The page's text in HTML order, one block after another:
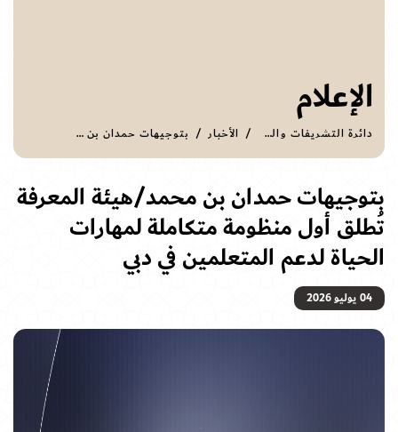
الإعلام
دائرة التشريفات والضيافة الأخبار بتوجيهات حمدان بن محمد/هيئة المعرفة تُطلق أول منظومة متكاملة لمهارات الحياة لدعم المتعلمين في دبي
بتوجيهات حمدان بن محمد/هيئة المعرفة
تُطلق أول منظومة متكاملة لمهارات
الحياة لدعم المتعلمين في دبي
04 يوليو 2026